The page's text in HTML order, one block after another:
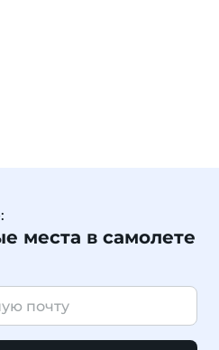
места в самолете